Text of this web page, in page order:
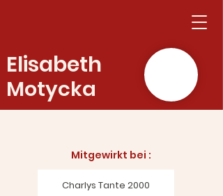
Elisabeth
Motycka
Mitgewirkt bei :​
Charlys Tante 2000